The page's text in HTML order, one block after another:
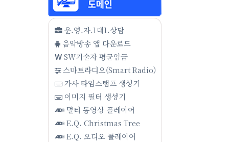
운.영.자.1대1.상담
음악방송 앱 다운로드
SW기술자 평균임금
스마트라디오(Smart Radio)
가사 타임스탬프 생성기
이미지 필터 생성기
멀티 동영상 플레이어
E.Q. Christmas Tree
E.Q. 오디오 플레이어